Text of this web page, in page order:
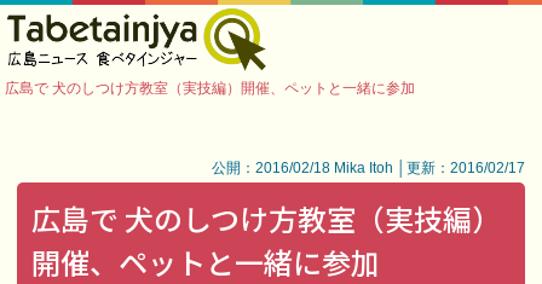
広島で 犬のしつけ方教室（実技編）開催、ペットと一緒に参加
公開：2016/02/18 Mika Itoh │更新：2016/02/17
広島で 犬のしつけ方教室（実技編）
開催、ペットと一緒に参加